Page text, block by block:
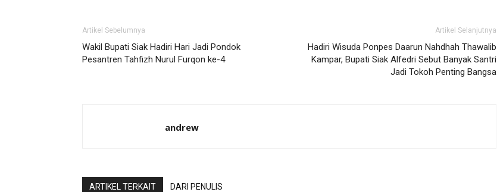
Artikel Sebelumnya
Wakil Bupati Siak Hadiri Hari Jadi Pondok
Pesantren Tahfizh Nurul Furqon ke-4
Artikel Selanjutnya
Hadiri Wisuda Ponpes Daarun Nahdhah Thawalib
Kampar, Bupati Siak Alfedri Sebut Banyak Santri
Jadi Tokoh Penting Bangsa
andrew
ARTIKEL TERKAIT DARI PENULIS